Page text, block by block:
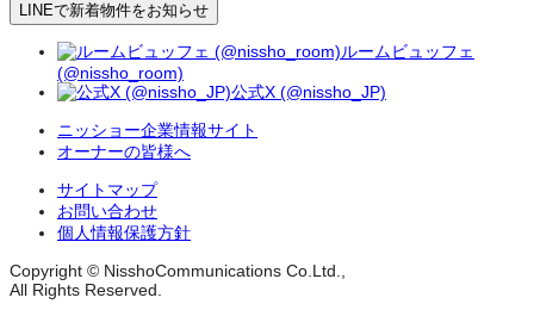
LINEで新着物件をお知らせ
ルームビュッフェ
(@nissho_room)
公式X (@nissho_JP)
ニッショー企業情報サイト
オーナーの皆様へ
サイトマップ
お問い合わせ
個人情報保護方針
Copyright © NisshoCommunications Co.Ltd.,
All Rights Reserved.